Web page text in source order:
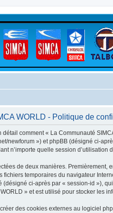
WORLD - Politique de
comment « La Communauté
newforum ») et phpBB (désigné ci-
n’importe quelle session
de deux manières. Premièrement,
fichiers temporaires du navigateur
(désigné ci-après par « session-id »),
» et est utilisé pour stocker les
des cookies externes au logiciel